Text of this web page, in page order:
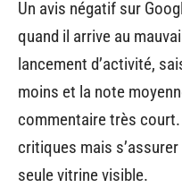
Un avis négatif sur
quand il arrive au
lancement d’activité,
moins et la note
commentaire très court.
critiques mais s’assurer
seule vitrine visible.